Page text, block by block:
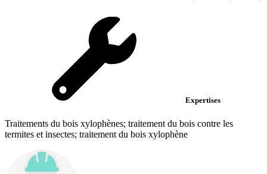
Expertises
Traitements du bois xylophènes; traitement du bois contre les
termites et insectes; traitement du bois xylophène